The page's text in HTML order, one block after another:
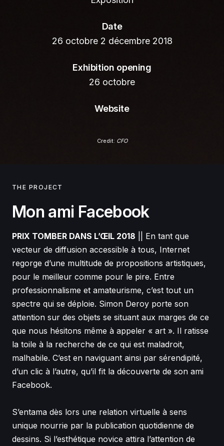
Date
26 octobre 2 décembre 2018
Exhibition opening
26 octobre
Website
Credit: CFO
THE PROJECT
Mon ami Facebook
PRIX TOMBER DANS L’ŒIL 2018 || En tant que
vecteur de diffusion accessible à tous, Internet
regorge d’une multitude de propositions artistiques,
pour le meilleur comme pour le pire. Entre
professionnalisme et amateurisme, c’est tout un
spectre qui se déploie. Simon Deroy porte son
attention sur des objets se situant aux marges de ce
que nous hésitons même à appeler « art ». Il ratisse
la toile à la recherche de ce qui est maladroit,
malhabile. C’est en naviguant ainsi par sérendipité,
d’un clic à l’autre, qu’il fit la découverte de son ami
Facebook.
S’entama dès lors une relation virtuelle à sens
unique nourrie par la publication quotidienne de
dessins. Si l’esthétique novice attira l’attention de